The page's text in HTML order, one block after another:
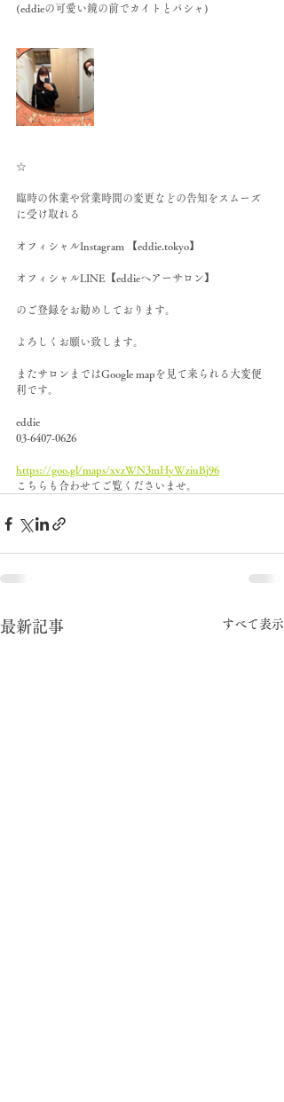
(eddieの可愛い鏡の前でカイトとパシャ)
☆
臨時の休業や営業時間の変更などの告知をスムーズ
に受け取れる
オフィシャルInstagram 【eddie.tokyo】
オフィシャルLINE【eddieヘアーサロン】
のご登録をお勧めしております。
よろしくお願い致します。
またサロンまではGoogle mapを見て来られる大変便
利です。
eddie
03-6407-0626
https://goo.gl/maps/xvzWN3mHyWziuBj96
こちらも合わせてご覧くださいませ。
最新記事 すべて表示